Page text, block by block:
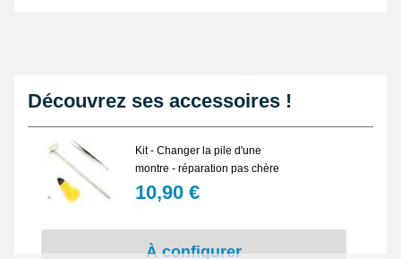
Découvrez ses accessoires !
Kit - Changer la pile d'une
montre - réparation pas chère
10,90 €
À configurer